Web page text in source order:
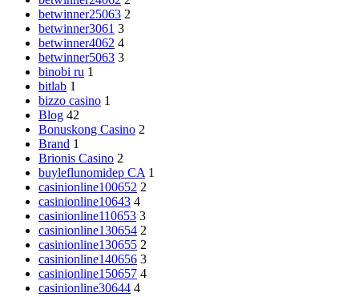
betwinner25063 2
betwinner3061 3
betwinner4062 4
betwinner5063 3
binobi ru 1
bitlab 1
bizzo casino 1
Blog 42
Bonuskong Casino 2
Brand 1
Brionis Casino 2
buyleflunomidep CA 1
casinionline100652 2
casinionline10643 4
casinionline110653 3
casinionline130654 2
casinionline130655 2
casinionline140656 3
casinionline150657 4
casinionline30644 4